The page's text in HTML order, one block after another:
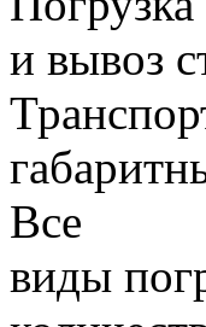
и вывоз
Все
виды